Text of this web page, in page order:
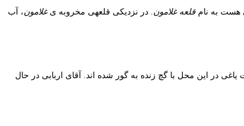
هست به نام قلعه غلامون . در نزدیکی قلعهی مخروبه یغلامون، آب
در این محل با گچ زنده به گور شده اند. آقای اربابی در حال